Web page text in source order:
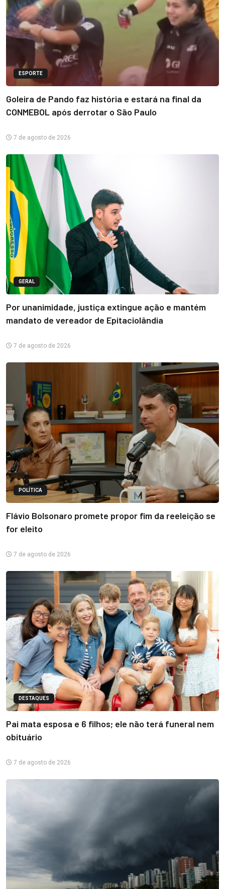
ESPORTE
Goleira de Pando faz história e estará na final da
CONMEBOL após derrotar o São Paulo
7 de agosto de 2026
GERAL
Por unanimidade, justiça extingue ação e mantém
mandato de vereador de Epitaciolândia
7 de agosto de 2026
POLÍTICA
Flávio Bolsonaro promete propor fim da reeleição se
for eleito
7 de agosto de 2026
DESTAQUES
Pai mata esposa e 6 filhos; ele não terá funeral nem
obituário
7 de agosto de 2026